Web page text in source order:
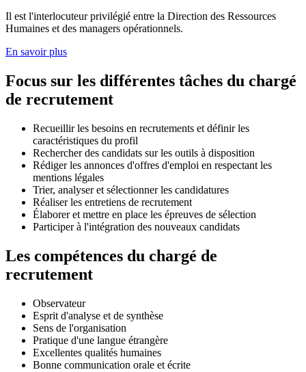
Il est l'interlocuteur privilégié entre la Direction des Ressources
Humaines et des managers opérationnels.
En savoir plus
Focus sur les différentes tâches du chargé
de recrutement
Recueillir les besoins en recrutements et définir les
caractéristiques du profil
Rechercher des candidats sur les outils à disposition
Rédiger les annonces d'offres d'emploi en respectant les
mentions légales
Trier, analyser et sélectionner les candidatures
Réaliser les entretiens de recrutement
Élaborer et mettre en place les épreuves de sélection
Participer à l'intégration des nouveaux candidats
Les compétences du chargé de
recrutement
Observateur
Esprit d'analyse et de synthèse
Sens de l'organisation
Pratique d'une langue étrangère
Excellentes qualités humaines
Bonne communication orale et écrite